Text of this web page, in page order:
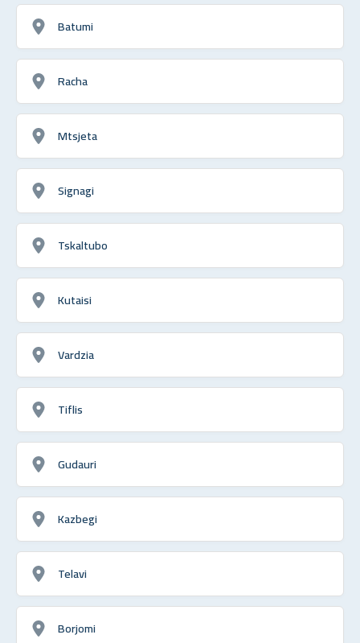
Batumi
Racha
Mtsjeta
Signagi
Tskaltubo
Kutaisi
Vardzia
Tiflis
Gudauri
Kazbegi
Telavi
Borjomi